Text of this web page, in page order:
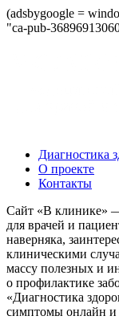
(adsbygoogle =
"ca-pub-
Диагностика
О проекте
Контакты
Сайт «В клинике»
для врачей и
наверняка,
клиническими
массу полезных и
о профилактике
«Диагностика
симптомы онлайн и